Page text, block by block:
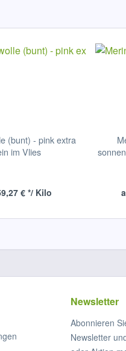
(bunt) - pink extra
im Vlies
€ */ Kilo
Newsletter
Abonnieren
Newsletter